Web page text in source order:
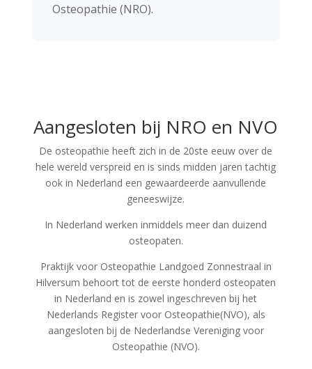
Osteopathie (NRO).
Aangesloten bij NRO en NVO
De osteopathie heeft zich in de 20ste eeuw over de
hele wereld verspreid en is sinds midden jaren tachtig
ook in Nederland een gewaardeerde aanvullende
geneeswijze.
In Nederland werken inmiddels meer dan duizend
osteopaten.
Praktijk voor Osteopathie Landgoed Zonnestraal in
Hilversum behoort tot de eerste honderd osteopaten
in Nederland en is zowel ingeschreven bij het
Nederlands Register voor Osteopathie(NVO), als
aangesloten bij de Nederlandse Vereniging voor
Osteopathie (NVO).